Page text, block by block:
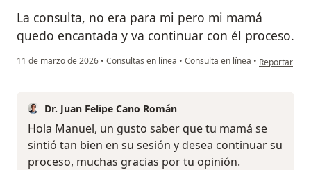
La consulta, no era para mi pero mi mamá
quedo encantada y va continuar con él proceso.
11 de marzo de 2026 • Consultas en línea • Consulta en línea • en opinión
Reportar
Dr. Juan Felipe Cano Román
Hola Manuel, un gusto saber que tu mamá se
sintió tan bien en su sesión y desea continuar su
proceso, muchas gracias por tu opinión.